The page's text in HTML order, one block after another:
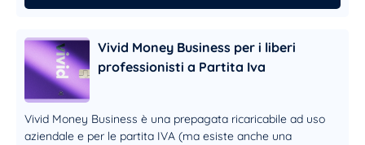
Vivid Money Business per i liberi
professionisti a Partita Iva
Vivid Money Business è una prepagata ricaricabile ad uso
aziendale e per le partita IVA (ma esiste anche una